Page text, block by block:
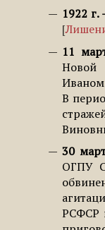
1922 г.
11
Новой
В
30
ОГПУ
РСФСР